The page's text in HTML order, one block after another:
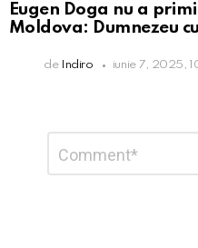
Eugen Doga nu a
Moldova: Dumnezeu
de Indiro iunie 7, 2025,
răspuns